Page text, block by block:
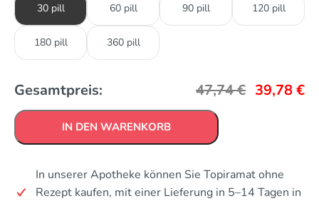
30 pill 60 pill 90 pill 120 pill
180 pill 360 pill
Gesamtpreis: 47,74€ 39,78€
IN DEN WARENKORB
In unserer Apotheke können Sie Topiramat ohne
Rezept kaufen, mit einer Lieferung in 5–14 Tagen in